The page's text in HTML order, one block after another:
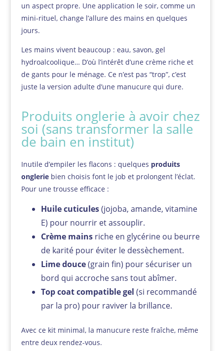
un aspect propre. Une application le soir, comme un
mini-rituel, change l’allure des mains en quelques
jours.
Les mains vivent beaucoup : eau, savon, gel
hydroalcoolique… D’où l’intérêt d’une crème riche et
de gants pour le ménage. Ce n’est pas “trop”, c’est
juste la version adulte d’une manucure qui dure.
Produits onglerie à avoir chez
soi (sans transformer la salle
de bain en institut)
Inutile d’empiler les flacons : quelques produits
ongleriebien choisis font le job et prolongent l’éclat.
Pour une trousse efficace :
Huile cuticules(jojoba, amande, vitamine
E) pour nourrir et assouplir.
Crème mainsriche en glycérine ou beurre
de karité pour éviter le dessèchement.
Lime douce(grain fin) pour sécuriser un
bord qui accroche sans tout abîmer.
Top coat compatible gel (si recommandé
par la pro) pour raviver la brillance.
Avec ce kit minimal, la manucure reste fraîche, même
entre deux rendez-vous.